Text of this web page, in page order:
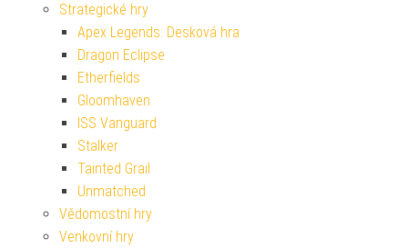
Strategické hry
Apex Legends: Desková hra
Dragon Eclipse
Etherfields
Gloomhaven
ISS Vanguard
Stalker
Tainted Grail
Unmatched
Vědomostní hry
Venkovní hry